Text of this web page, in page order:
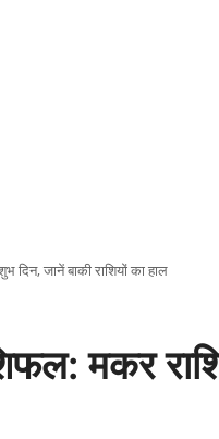
जानें बाकी राशियों का हाल
मकर